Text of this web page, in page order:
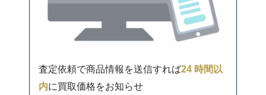
査定依頼で商品情報を送信すれば24 時間以
内に買取価格をお知らせ